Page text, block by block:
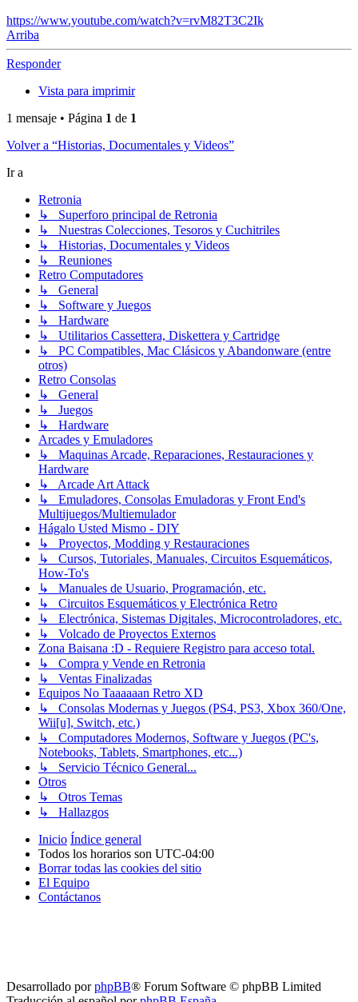
https://www.youtube.com/watch?v=rvM82T3C2Ik
Arriba
Responder
Vista para imprimir
1 mensaje • Página 1 de 1
Volver a “Historias, Documentales y Videos”
Ir a
Retronia
↳ Superforo principal de Retronia
↳ Nuestras Colecciones, Tesoros y Cuchitriles
↳ Historias, Documentales y Videos
↳ Reuniones
Retro Computadores
↳ General
↳ Software y Juegos
↳ Hardware
↳ Utilitarios Cassettera, Diskettera y Cartridge
↳ PC Compatibles, Mac Clásicos y Abandonware (entre
otros)
Retro Consolas
↳ General
↳ Juegos
↳ Hardware
Arcades y Emuladores
↳ Maquinas Arcade, Reparaciones, Restauraciones y
Hardware
↳ Arcade Art Attack
↳ Emuladores, Consolas Emuladoras y Front End's
Multijuegos/Multiemulador
Hágalo Usted Mismo - DIY
↳ Proyectos, Modding y Restauraciones
↳ Cursos, Tutoriales, Manuales, Circuitos Esquemáticos,
How-To's
↳ Manuales de Usuario, Programación, etc.
↳ Circuitos Esquemáticos y Electrónica Retro
↳ Electrónica, Sistemas Digitales, Microcontroladores, etc.
↳ Volcado de Proyectos Externos
Zona Baisana :D - Requiere Registro para acceso total.
↳ Compra y Vende en Retronia
↳ Ventas Finalizadas
Equipos No Taaaaaan Retro XD
↳ Consolas Modernas y Juegos (PS4, PS3, Xbox 360/One,
Wii[u], Switch, etc.)
↳ Computadores Modernos, Software y Juegos (PC's,
Notebooks, Tablets, Smartphones, etc...)
↳ Servicio Técnico General...
Otros
↳ Otros Temas
↳ Hallazgos
Inicio Índice general
Todos los horarios son UTC-04:00
Borrar todas las cookies del sitio
El Equipo
Contáctanos
Desarrollado porphpBB® Forum Software © phpBB Limited